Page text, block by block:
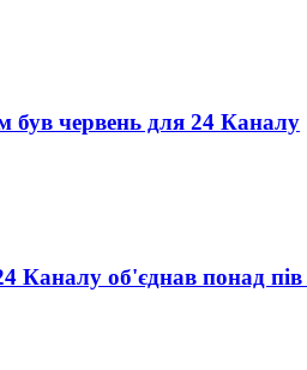
був червень для 24 Каналу
Каналу об'єднав понад пів